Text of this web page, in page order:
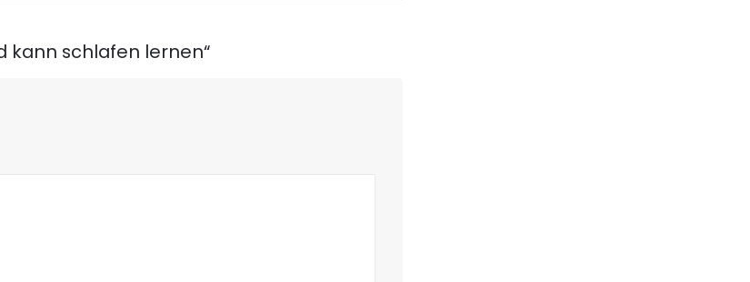
kann schlafen lernen“